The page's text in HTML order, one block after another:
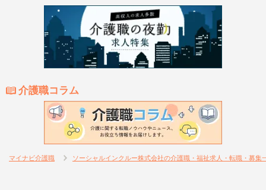
介護職コラム
マイナビ介護職 ソーシャルインクルー株式会社の介護職・福祉求人・転職・募集